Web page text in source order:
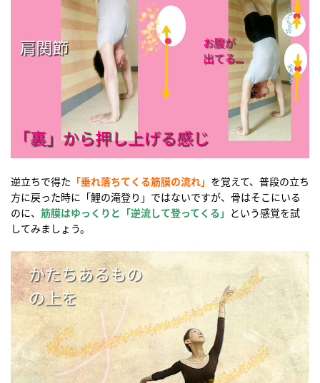
逆立ちで得た 「垂れ落ちてくる筋膜の流れ」 を覚えて、普段の立ち
方に戻った時に「鯉の滝登り」ではないですが、骨はそこにいる
のに、 筋膜はゆっくりと「逆流して登ってくる」 という感覚を試
してみましょう。